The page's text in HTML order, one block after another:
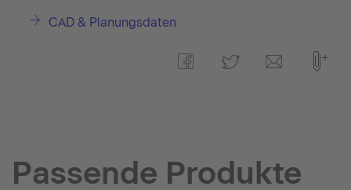
CAD & Planungsdaten
Passende Produkte